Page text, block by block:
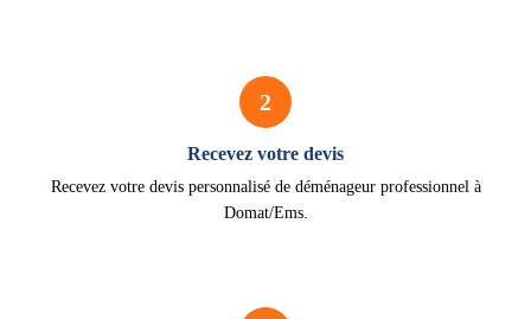
2
Recevez votre devis
Recevez votre devis personnalisé de déménageur professionnel à
Domat/Ems.